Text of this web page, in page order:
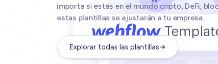
importa si estás en el mundo cripto, DeFi,
estas plantillas se ajustarán a tu empresa.
Explorar todas las plantillas